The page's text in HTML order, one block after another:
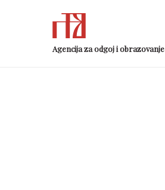
Agencija za odgoj i obrazovanje